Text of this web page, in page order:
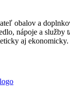
obalov a
nápoje a služby
aj ekonomicky.